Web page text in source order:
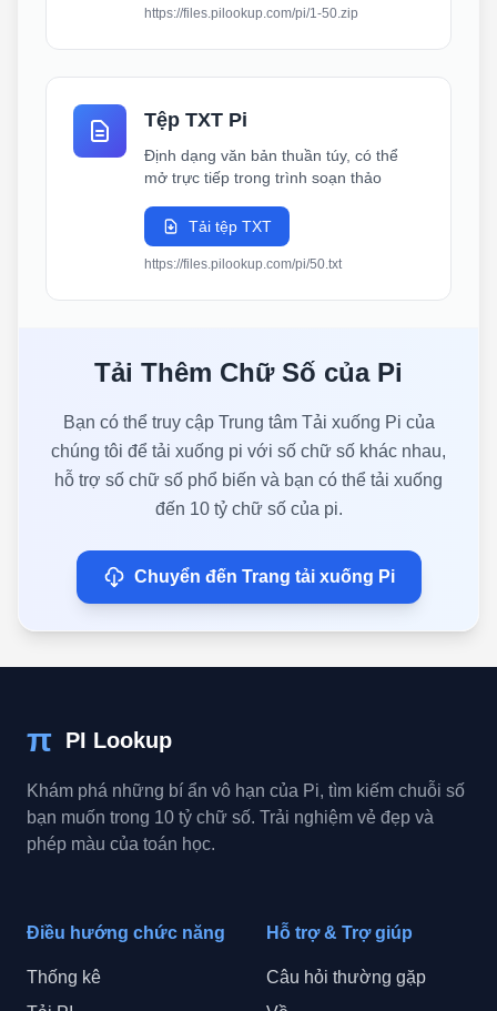
https://files.pilookup.com/pi/1-50.zip
Tệp TXT Pi
Định dạng văn bản thuần túy, có thể
mở trực tiếp trong trình soạn thảo
Tải tệp TXT
https://files.pilookup.com/pi/50.txt
Tải Thêm Chữ Số của Pi
Bạn có thể truy cập Trung tâm Tải xuống Pi của
chúng tôi để tải xuống pi với số chữ số khác nhau,
hỗ trợ số chữ số phổ biến và bạn có thể tải xuống
đến 10 tỷ chữ số của pi.
Chuyển đến Trang tải xuống Pi
π PI Lookup
Khám phá những bí ẩn vô hạn của Pi, tìm kiếm chuỗi số
bạn muốn trong 10 tỷ chữ số. Trải nghiệm vẻ đẹp và
phép màu của toán học.
Điều hướng chức năng
Thống kê
Hỗ trợ & Trợ giúp
Câu hỏi thường gặp